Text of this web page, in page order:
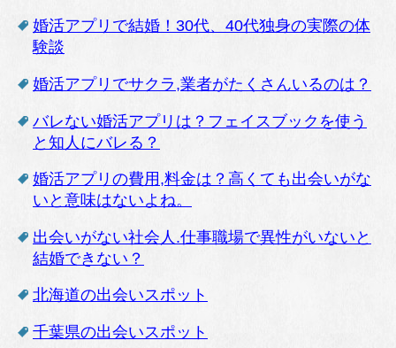
婚活アプリで結婚！30代、40代独身の実際の体
験談
婚活アプリでサクラ,業者がたくさんいるのは？
バレない婚活アプリは？フェイスブックを使う
と知人にバレる？
婚活アプリの費用,料金は？高くても出会いがな
いと意味はないよね。
出会いがない社会人.仕事職場で異性がいないと
結婚できない？
北海道の出会いスポット
千葉県の出会いスポット